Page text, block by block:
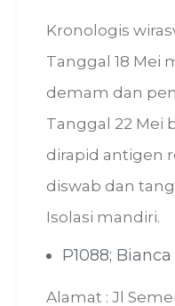
Kronologis
Tanggal 18 Mei
demam dan
Tanggal 22 Mei
dirapid antigen
diswab dan
Isolasi mandiri.
P1088;
Alamat : Jl